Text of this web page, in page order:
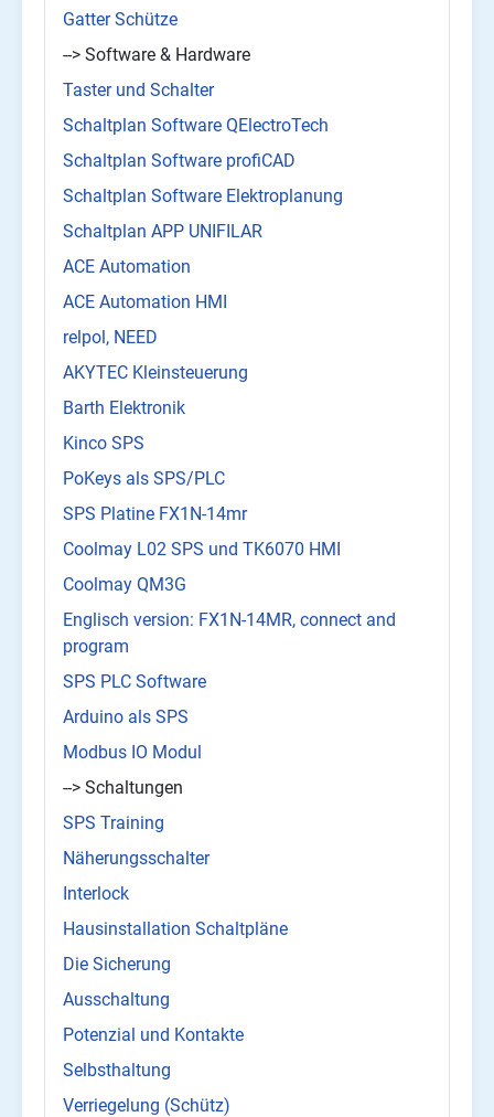
Gatter Schütze
--> Software & Hardware
Taster und Schalter
Schaltplan Software QElectroTech
Schaltplan Software profiCAD
Schaltplan Software Elektroplanung
Schaltplan APP UNIFILAR
ACE Automation
ACE Automation HMI
relpol, NEED
AKYTEC Kleinsteuerung
Barth Elektronik
Kinco SPS
PoKeys als SPS/PLC
SPS Platine FX1N-14mr
Coolmay L02 SPS und TK6070 HMI
Coolmay QM3G
Englisch version: FX1N-14MR, connect and
program
SPS PLC Software
Arduino als SPS
Modbus IO Modul
--> Schaltungen
SPS Training
Näherungsschalter
Interlock
Hausinstallation Schaltpläne
Die Sicherung
Ausschaltung
Potenzial und Kontakte
Selbsthaltung
Verriegelung (Schütz)